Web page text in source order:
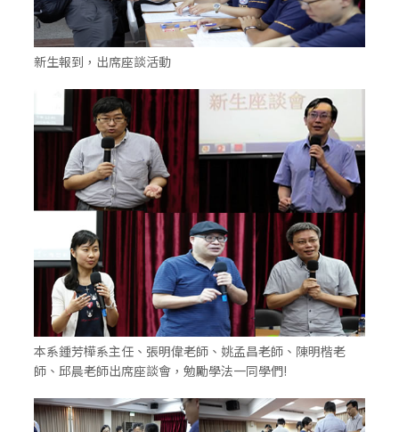
新生報到，出席座談活動
本系鍾芳樺系主任、張明偉老師、姚孟昌老師、陳明楷老
師、邱晨老師出席座談會，勉勵學法一同學們!